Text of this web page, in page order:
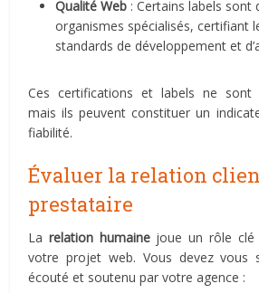
Qualité Web : Certains labels sont
organismes spécialisés, certifiant
standards de développement et
Ces certifications et labels ne sont
mais ils peuvent constituer un
fiabilité.
Évaluer la relation
prestataire
La relation humainejoue un rôle clé
votre projet web. Vous devez vous
écouté et soutenu par votre agence :